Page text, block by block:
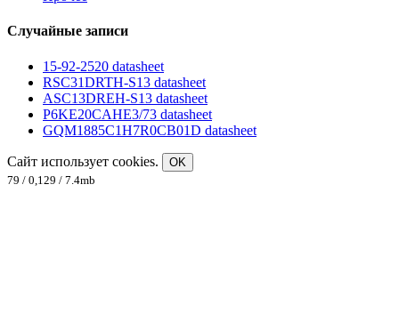
Случайные записи
15-92-2520 datasheet
RSC31DRTH-S13 datasheet
ASC13DREH-S13 datasheet
P6KE20CAHE3/73 datasheet
GQM1885C1H7R0CB01D datasheet
Сайт использует cookies.
OK
79 / 0,129 / 7.4mb